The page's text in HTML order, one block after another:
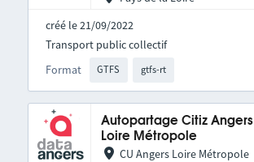
créé le 21/09/2022
Format GTFS gtfs-rt
Transport public collectif
Autopartage Citiz Angers
Loire Métropole
CU Angers Loire Métropole